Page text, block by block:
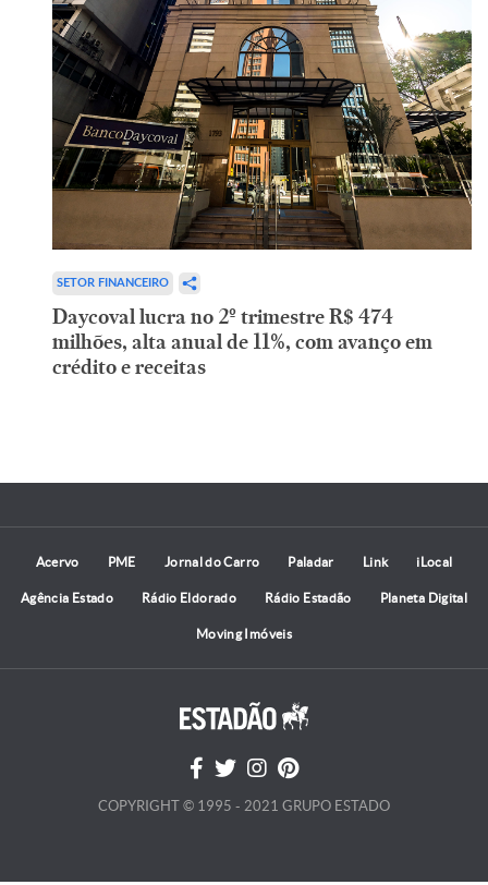
SETOR FINANCEIRO
Daycoval lucra no 2º trimestre R$ 474
milhões, alta anual de 11%, com avanço em
crédito e receitas
Acervo PME Jornal do Carro Paladar Link iLocal
Agência Estado Rádio Eldorado Rádio Estadão Planeta Digital
Moving Imóveis
COPYRIGHT © 1995 - 2021 GRUPO ESTADO